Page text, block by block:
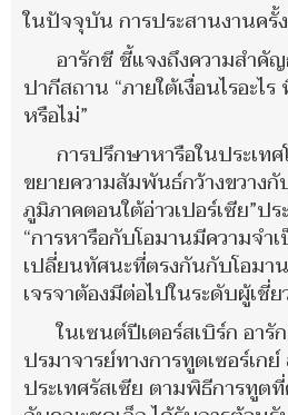
ในปัจจุบัน การประสานงานค
อารักชี ชี้แจงถึงความสำคั
ปากีสถาน “ภายใต้เงื่อนไรอะไ
หรือไม่”
การปรึกษาหารือในประเท
ขยายความสัมพันธ์กว้างขวาง
ภูมิภาคตอนใต้อ่าวเปอร์เซีย”ป
“การหารือกับโอมานมีความจำ
เปลี่ยนทัศนะที่ตรงกันกับโอมา
เจรจาต้องมีต่อไปในระดับผู้เชี่
ในเซนต์ปีเตอร์สเบิร์ก อา
ปรมาจารย์ทางการทูตเซอร์เก
ประเทศรัสเซีย ตามพิธีการทูต